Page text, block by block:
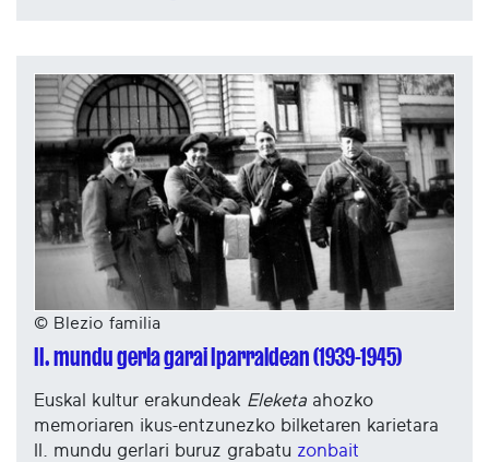
© Blezio familia
II. mundu gerla garai Iparraldean (1939-1945)
Euskal kultur erakundeak Eleketa ahozko
memoriaren ikus-entzunezko bilketaren karietara
II. mundu gerlari buruz grabatu zonbait